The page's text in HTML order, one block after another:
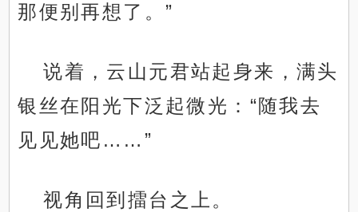
那便别再想了。”
说着，云山元君站起身来，满头
银丝在阳光下泛起微光：“随我去
见见她吧……”
视角回到擂台之上。